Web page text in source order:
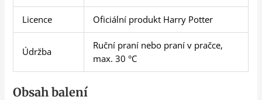
Licence Oficiální produkt Harry Potter
Údržba
Ruční praní nebo praní v pračce,
max. 30 °C
Obsah balení